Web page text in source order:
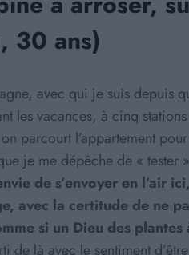
30 ans)
avec qui je suis depuis
les vacances, à cinq
parcourt l’appartement
je me dépêche de « tester
de s’envoyer en l’air
avec la certitude de ne
si un Dieu des
de là avec le sentiment